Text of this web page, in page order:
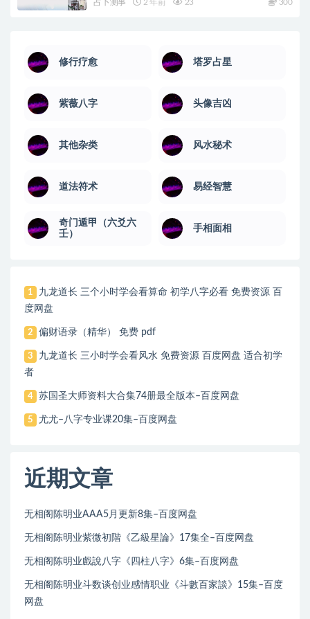
占卜测事 2 年前 23 300
修行疗愈 塔罗占星
紫薇八字 头像吉凶
其他杂类 风水秘术
道法符术 易经智慧
奇门遁甲（六爻六
壬）
手相面相
1
九龙道长 三个小时学会看算命 初学八字必看 免费资源 百
度网盘
2 偏财语录（精华） 免费 pdf
3
九龙道长 三小时学会看风水 免费资源 百度网盘 适合初学
者
4 苏国圣大师资料大合集74册最全版本–百度网盘
5 尤尤–八字专业课20集–百度网盘
近期文章
无相阁陈明业AAA5月更新8集–百度网盘
无相阁陈明业紫微初階《乙級星論》17集全–百度网盘
无相阁陈明业戲說八字《四柱八字》6集–百度网盘
无相阁陈明业斗数谈创业感情职业《斗數百家談》15集–百度
网盘